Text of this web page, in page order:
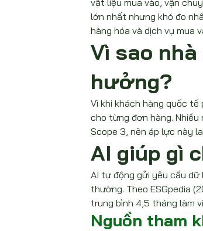
vật liệu mua vào, vận
lớn nhất nhưng khó đo
hàng hóa và dịch vụ mua
Vì sao
hưởng?
Vì khi khách hàng quốc
cho từng đơn hàng. Nhiều
Scope 3, nên áp lực này
AI giúp gì
AI tự động gửi yêu cầu dữ
thường. Theo ESGpedia
trung bình 4,5 tháng làm
Nguồn tham